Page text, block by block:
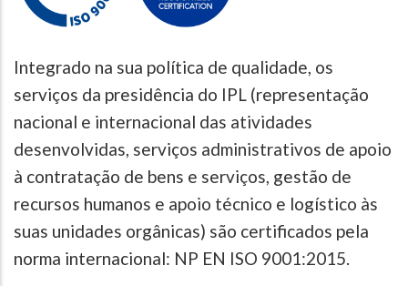
Integrado na sua política de qualidade, os
serviços da presidência do IPL (representação
nacional e internacional das atividades
desenvolvidas, serviços administrativos de apoio
à contratação de bens e serviços, gestão de
recursos humanos e apoio técnico e logístico às
suas unidades orgânicas) são certificados pela
norma internacional: NP EN ISO 9001:2015.